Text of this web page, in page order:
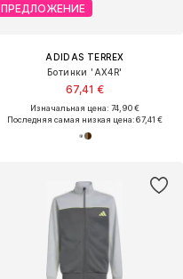
ПРЕДЛОЖЕНИЕ
ADIDAS TERREX
Ботинки 'AX4R'
67,41 €
Изначальная цена: 74,90 €
Последняя самая низкая цена:67,41 €